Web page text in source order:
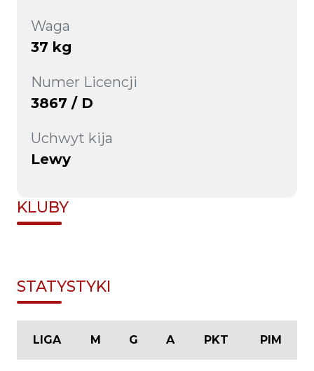
Waga
37 kg
Numer Licencji
3867 / D
Uchwyt kija
Lewy
KLUBY
STATYSTYKI
LIGA M G A PKT PIM